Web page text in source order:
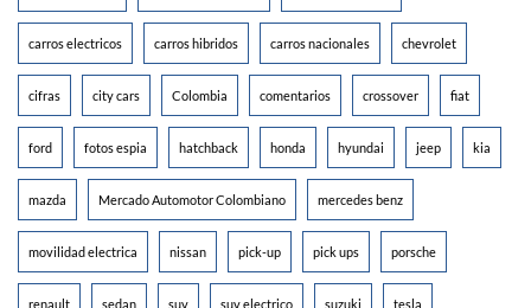
carros electricos carros hibridos carros nacionales chevrolet
cifras city cars Colombia comentarios crossover fiat
ford fotos espia hatchback honda hyundai jeep kia
mazda Mercado Automotor Colombiano mercedes benz
movilidad electrica nissan pick-up pick ups porsche
renault sedan suv suv electrico suzuki tesla